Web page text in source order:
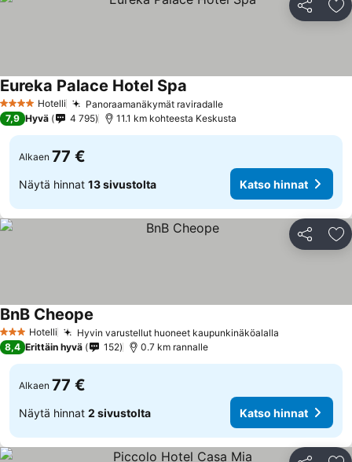
Jaa
4 Tähtiluokitus
Hotelli Panoraamanäkymät raviradalle
Eureka Palace Hotel Spa
7,9 Hyvä 4 795 11.1 km kohteesta Keskusta
Alkaen 77 €
Näytä hinnat 13 sivustolta Katso hinnat
Jaa
3 Tähtiluokitus
Hotelli Hyvin varustellut huoneet kaupunkinäköalalla
BnB Cheope
8,4 Erittäin hyvä 152 0.7 km rannalle
Alkaen 77 €
Näytä hinnat 2 sivustolta Katso hinnat